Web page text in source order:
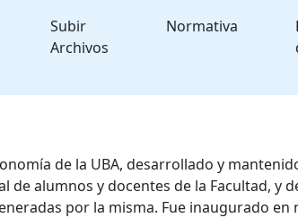
Subir
Archivos
Normativa
de la UBA, desarrollado y
alumnos y docentes de la Facultad, y
por la misma. Fue inaugurado en